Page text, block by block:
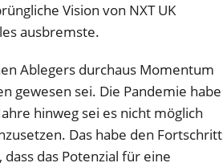
Vision von NXT UK
ausbremste.
Ablegers durchaus Momentum
gewesen sei. Die Pandemie habe
hinweg sei es nicht möglich
Das habe den Fortschritt
das Potenzial für eine